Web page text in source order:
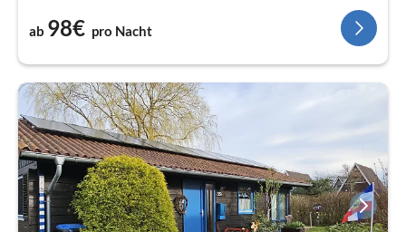
ab 98€ pro Nacht